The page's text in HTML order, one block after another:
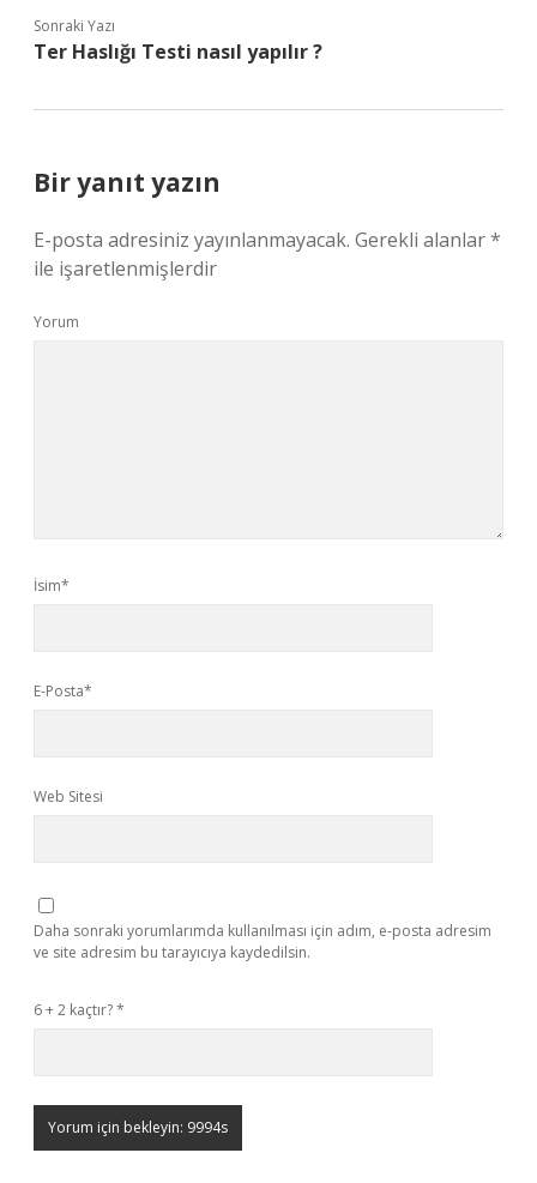
Sonraki Yazı
Ter Haslığı Testi nasıl yapılır ?
Bir yanıt yazın
E-posta adresiniz yayınlanmayacak. Gerekli alanlar*
ile işaretlenmişlerdir
Yorum
İsim*
E-Posta*
Web Sitesi
Daha sonraki yorumlarımda kullanılması için adım, e-posta adresim
ve site adresim bu tarayıcıya kaydedilsin.
6 + 2 kaçtır?*